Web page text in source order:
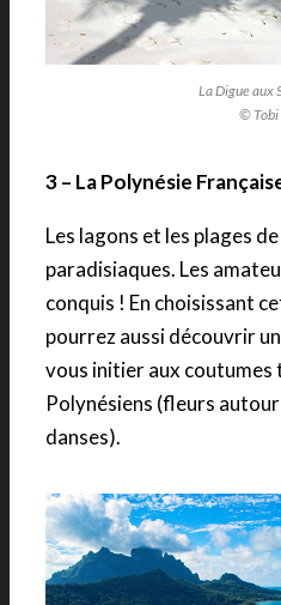
La Digue aux
© Tobi
3 – La Polynésie
Les lagons et les plages
paradisiaques. Les
conquis ! En choisissant
pourrez aussi découvrir
vous initier aux
Polynésiens (fleurs
danses).